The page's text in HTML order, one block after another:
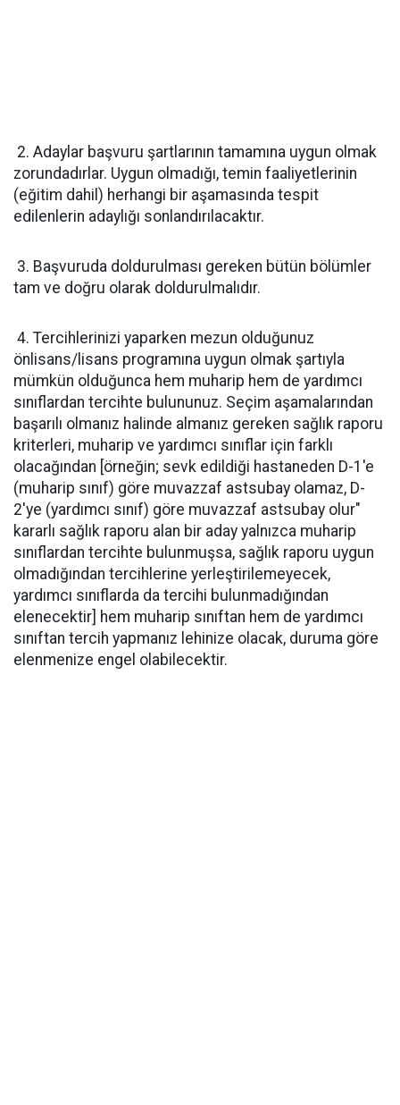
2. Adaylar başvuru şartlarının tamamına uygun olmak
zorundadırlar. Uygun olmadığı, temin faaliyetlerinin
(eğitim dahil) herhangi bir aşamasında tespit
edilenlerin adaylığı sonlandırılacaktır.
3. Başvuruda doldurulması gereken bütün bölümler
tam ve doğru olarak doldurulmalıdır.
4. Tercihlerinizi yaparken mezun olduğunuz
önlisans/lisans programına uygun olmak şartıyla
mümkün olduğunca hem muharip hem de yardımcı
sınıflardan tercihte bulununuz. Seçim aşamalarından
başarılı olmanız halinde almanız gereken sağlık raporu
kriterleri, muharip ve yardımcı sınıflar için farklı
olacağından [örneğin; sevk edildiği hastaneden D-1'e
(muharip sınıf) göre muvazzaf astsubay olamaz, D-
2'ye (yardımcı sınıf) göre muvazzaf astsubay olur"
kararlı sağlık raporu alan bir aday yalnızca muharip
sınıflardan tercihte bulunmuşsa, sağlık raporu uygun
olmadığından tercihlerine yerleştirilemeyecek,
yardımcı sınıflarda da tercihi bulunmadığından
elenecektir] hem muharip sınıftan hem de yardımcı
sınıftan tercih yapmanız lehinize olacak, duruma göre
elenmenize engel olabilecektir.